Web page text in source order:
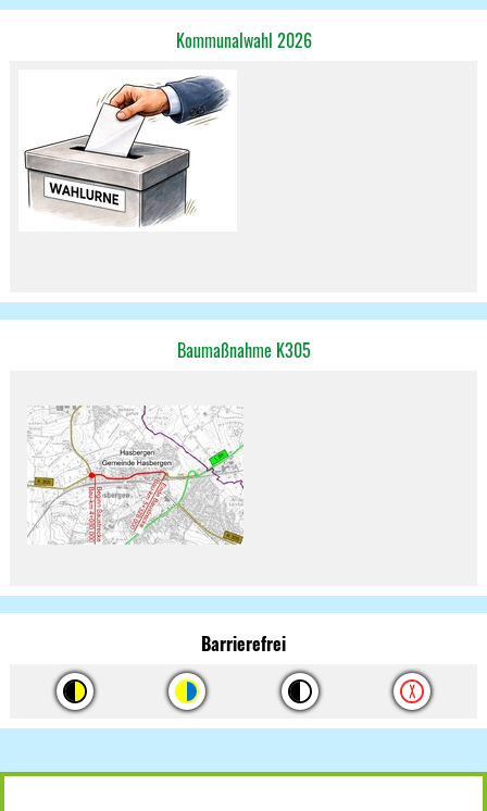
Kommunalwahl 2026
Baumaßnahme K305
Barrierefrei